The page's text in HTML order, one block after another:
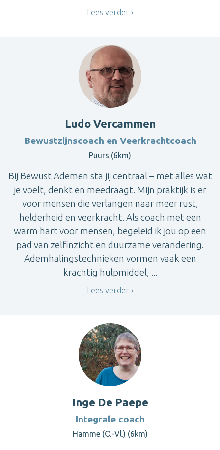
Lees verder
Ludo Vercammen
Bewustzijnscoach en Veerkrachtcoach
Puurs (6km)
Bij Bewust Ademen sta jij centraal – met alles wat
je voelt, denkt en meedraagt. Mijn praktijk is er
voor mensen die verlangen naar meer rust,
helderheid en veerkracht. Als coach met een
warm hart voor mensen, begeleid ik jou op een
pad van zelfinzicht en duurzame verandering.
Ademhalingstechnieken vormen vaak een
krachtig hulpmiddel, ...
Lees verder
Inge De Paepe
Integrale coach
Hamme (O.-Vl.) (6km)